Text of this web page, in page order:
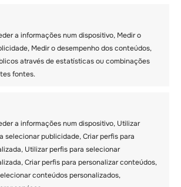
a informações num dispositivo, Medir o
Medir o desempenho dos conteúdos,
através de estatísticas ou combinações
fontes.
a informações num dispositivo, Utilizar
selecionar publicidade, Criar perfis para
Utilizar perfis para selecionar
Criar perfis para personalizar conteúdos,
conteúdos personalizados,
compromisso da Universidade
a prestação de serviços.
é o lar de numerosos
também poderão desfrutar das
de aprendizagem informal
escola. Se estás a planear
talvez queiras
aulas de alemão. Os alunos
entre cursos de curta
completos que a escola